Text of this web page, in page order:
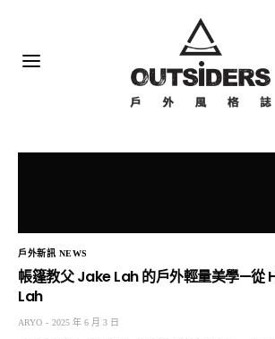
戶外新訊 NEWS
帳篷教父 Jake Lah 的戶外輕量美學—從
Lah
ARYO 2025 年 6 月 3 日